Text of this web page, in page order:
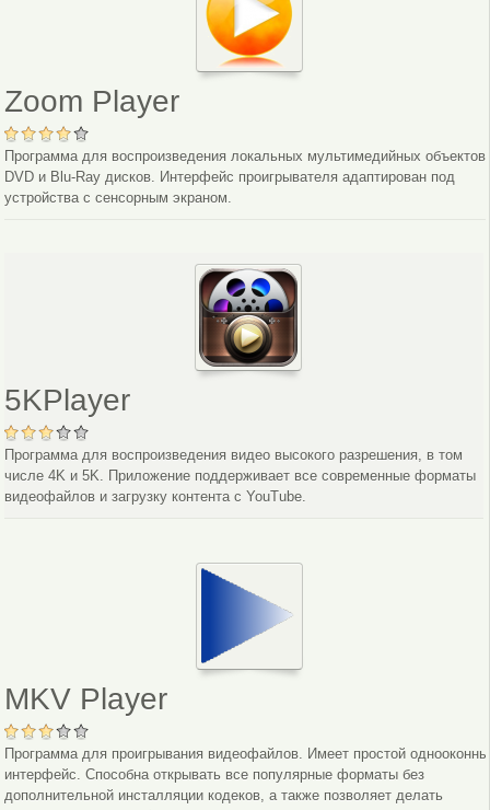
Zoom Player
Программа для воспроизведения локальных мультимедийных объектов,
DVD и Blu-Ray дисков. Интерфейс проигрывателя адаптирован под
устройства с сенсорным экраном.
5KPlayer
Программа для воспроизведения видео высокого разрешения, в том
числе 4K и 5K. Приложение поддерживает все современные форматы
видеофайлов и загрузку контента c YouTube.
MKV Player
Программа для проигрывания видеофайлов. Имеет простой
интерфейс. Способна открывать все популярные форматы без
дополнительной инсталляции кодеков, а также позволяет делать